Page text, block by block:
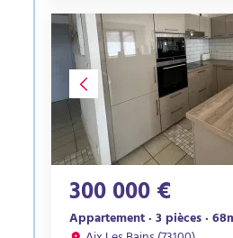
300 000 €
Appartement · 3 pièces ·